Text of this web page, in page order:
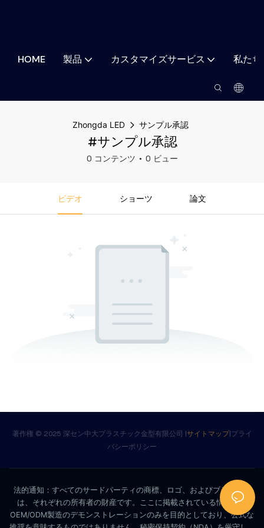
HOME 製品 カスタマイズサービス 私た
Zhongda LED サンプル承認
#サンプル承認
0 コンテンツ 0 ビュー
ビデオ ショーツ 論文
著作権 © 2025 深セン中大プラスチック金型有限公司 |サイトマップ|プライ
バシーポリシー
法的通知：すべてのサードパーティの商標、ロゴ、およびブランド名
は、それぞれの所有者の財産です。ここに掲載されている情報は、
OEM/ODM製造のデモンストレーションのみを目的としており、公式な